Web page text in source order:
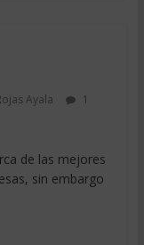
Ayala
1
de las mejores
sin embargo